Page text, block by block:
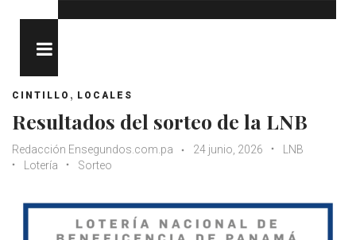
CINTILLO , LOCALES
Resultados del sorteo de la LNB
Redacción Ensegundos.com.pa 24 junio, 2026
LNB
Lotería
Sorteo